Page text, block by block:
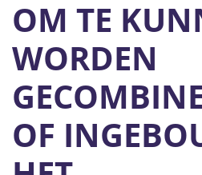
OM TE
WORDEN
OF